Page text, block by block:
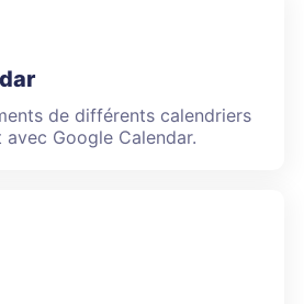
de différents calendriers
Google Calendar.